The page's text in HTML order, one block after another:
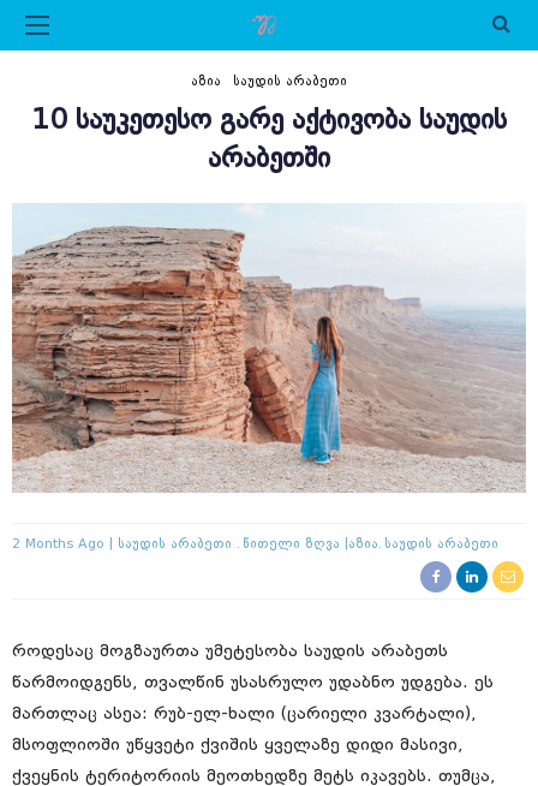
ᲐᲖᲘᲐ ᲡᲐᲣᲓᲘᲡ ᲐᲠᲐᲑᲔᲗᲘ
10 ᲡᲐᲣᲙᲔᲗᲔᲡᲝ ᲒᲐᲠᲔ ᲐᲥᲢᲘᲕᲝᲑᲐ ᲡᲐᲣᲓᲘᲡ
ᲐᲠᲐᲑᲔᲗᲨᲘ
2 Months Ago Საუდის Არაბეთი Წითელი Ზღვა Აზია Საუდის Არაბეთი
როდესაც მოგზაურთა უმეტესობა საუდის არაბეთს
წარმოიდგენს, თვალწინ უსასრულო უდაბნო უდგება. ეს
მართლაც ასეა: რუბ-ელ-ხალი (ცარიელი კვარტალი),
მსოფლიოში უწყვეტი ქვიშის ყველაზე დიდი მასივი,
ქვეყნის ტერიტორიის მეოთხედზე მეტს იკავებს. თუმცა,